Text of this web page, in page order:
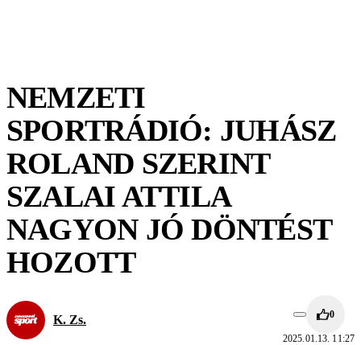
NEMZETI
SPORTRÁDIÓ: JUHÁSZ
ROLAND SZERINT
SZALAI ATTILA
NAGYON JÓ DÖNTÉST
HOZOTT
K. Zs. 0
2025.01.13. 11:27